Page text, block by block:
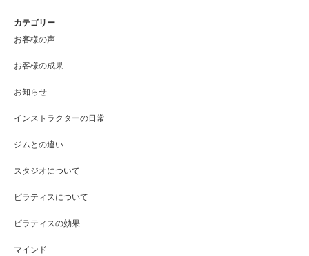
カテゴリー
お客様の声
お客様の成果
お知らせ
インストラクターの日常
ジムとの違い
スタジオについて
ピラティスについて
ピラティスの効果
マインド